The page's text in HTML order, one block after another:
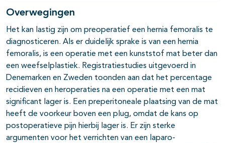
Overwegingen
Het kan lastig zijn om preoperatief een hernia femoralis te
diagnosticeren. Als er duidelijk sprake is van een hernia
femoralis, is een operatie met een kunststof mat beter dan
een weefselplastiek. Registratiestudies uitgevoerd in
Denemarken en Zweden toonden aan dat het percentage
recidieven en heroperaties na een operatie met een mat
significant lager is. Een preperitoneale plaatsing van de mat
heeft de voorkeur boven een plug, omdat de kans op
postoperatieve pijn hierbij lager is. Er zijn sterke
argumenten voor het verrichten van een laparo-